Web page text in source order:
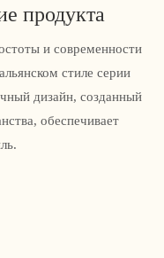
продукта
и современности
стиле серии
дизайн, созданный
обеспечивает